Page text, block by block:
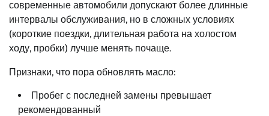
современные автомобили допускают более длинные
интервалы обслуживания, но в сложных условиях
(короткие поездки, длительная работа на холостом
ходу, пробки) лучше менять почаще.
Признаки, что пора обновлять масло:
Пробег с последней замены превышает
рекомендованный